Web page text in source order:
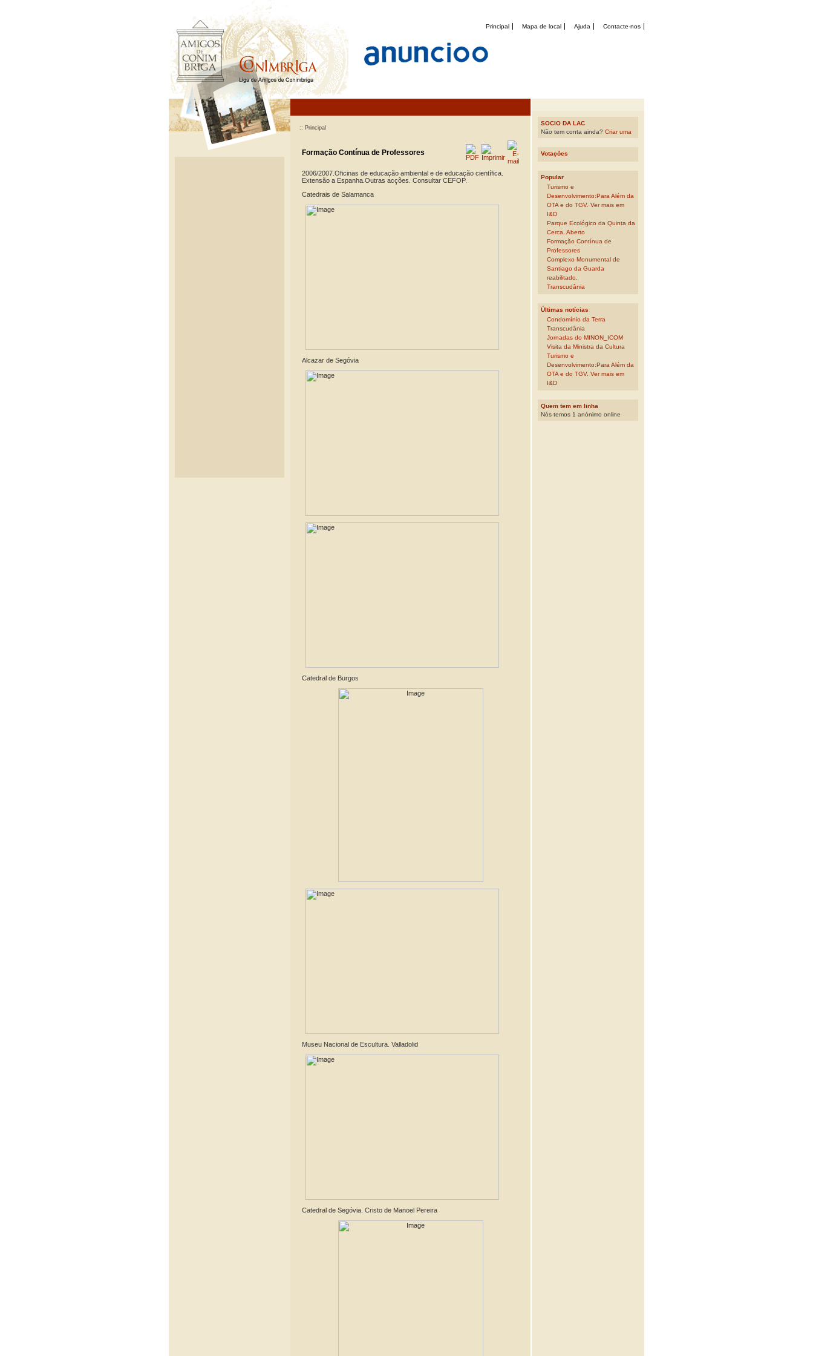
Contacte-nos
Ajuda
Mapa de local
Principal
:: Principal
Formação Contínua de Professores
2006/2007.Oficinas de educação ambiental e de educação científica.
Extensão a Espanha.Outras acções. Consultar CEFOP.
Catedrais de Salamanca
Alcazar de Segóvia
Catedral de Burgos
Museu Nacional de Escultura. Valladolid
Catedral de Segóvia. Cristo de Manoel Pereira
SOCIO DA LAC
Não tem conta ainda? Criar uma
Votações
Popular
Turismo e
Desenvolvimento:Para Além da
OTA e do TGV. Ver mais em
I&D
Parque Ecológico da Quinta da
Cerca. Aberto
Formação Contínua de
Professores
Complexo Monumental de
Santiago da Guarda
reabilitado.
Transcudânia
Últimas notícias
Condomínio da Terra
Transcudânia
Jornadas do MINON_ICOM
Visita da Ministra da Cultura
Turismo e
Desenvolvimento:Para Além da
OTA e do TGV. Ver mais em
I&D
Quem tem em linha
Nós temos 1 anónimo online